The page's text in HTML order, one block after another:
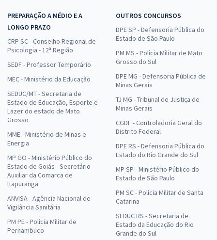
PREPARAÇÃO A MÉDIO E A
LONGO PRAZO
CRP SC - Conselho Regional de
Psicologia - 12ª Região
SEDF - Professor Temporário
MEC - Ministério da Educação
SEDUC/MT - Secretaria de
Estado de Educação, Esporte e
Lazer do estado de Mato
Grosso
MME - Ministério de Minas e
Energia
MP GO - Ministério Público do
Estado de Goiás - Secretário
Auxiliar da Comarca de
Itapuranga
ANVISA - Agência Nacional de
Vigilância Sanitária
PM PE - Polícia Militar de
Pernambuco
OUTROS CONCURSOS
DPE SP - Defensoria Pública do
Estado de São Paulo
PM MS - Polícia Militar de Mato
Grosso do Sul
DPE MG - Defensoria Pública de
Minas Gerais
TJ MG - Tribunal de Justiça de
Minas Gerais
CGDF - Controladoria Geral do
Distrito Federal
DPE RS - Defensoria Pública do
Estado do Rio Grande do Sul
MP SP - Ministério Público do
Estado de São Paulo
PM SC - Polícia Militar de Santa
Catarina
SEDUC RS - Secretaria de
Estado da Educação do Rio
Grande do Sul